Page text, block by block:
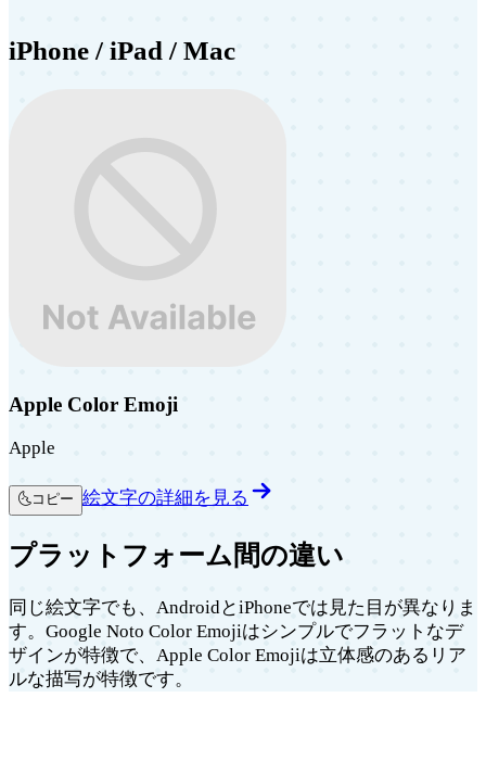
iPhone / iPad / Mac
Apple Color Emoji
Apple
🌜コピー 絵文字の詳細を見る
プラットフォーム間の違い
同じ絵文字でも、AndroidとiPhoneでは見た目が異なりま
す。Google Noto Color Emojiはシンプルでフラットなデ
ザインが特徴で、Apple Color Emojiは立体感のあるリア
ルな描写が特徴です。